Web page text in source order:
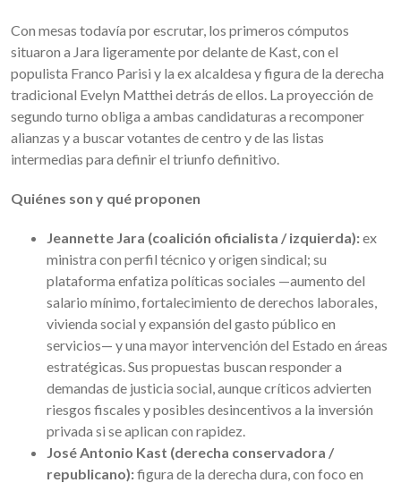
Con mesas todavía por escrutar, los primeros cómputos
situaron a Jara ligeramente por delante de Kast, con el
populista Franco Parisi y la ex alcaldesa y figura de la derecha
tradicional Evelyn Matthei detrás de ellos. La proyección de
segundo turno obliga a ambas candidaturas a recomponer
alianzas y a buscar votantes de centro y de las listas
intermedias para definir el triunfo definitivo.
Quiénes son y qué proponen
Jeannette Jara (coalición oficialista / izquierda):ex
ministra con perfil técnico y origen sindical; su
plataforma enfatiza políticas sociales —aumento del
salario mínimo, fortalecimiento de derechos laborales,
vivienda social y expansión del gasto público en
servicios— y una mayor intervención del Estado en áreas
estratégicas. Sus propuestas buscan responder a
demandas de justicia social, aunque críticos advierten
riesgos fiscales y posibles desincentivos a la inversión
privada si se aplican con rapidez.
José Antonio Kast (derecha conservadora /
republicano):figura de la derecha dura, con foco en